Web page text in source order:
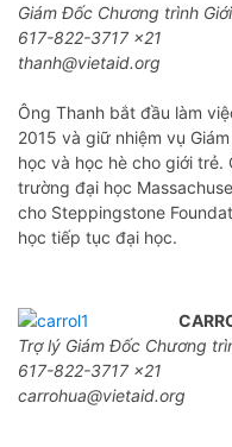
Giám Đốc Chương trình
617-822-3717 x21
thanh@vietaid.org
Ông Thanh bắt đầu làm
2015 và giữ nhiệm vụ
học và học hè cho giới
trường đại học
cho Steppingstone
học tiếp tục đại học.
Trợ lý Giám Đốc Chương
617-822-3717 x21
carrohua@vietaid.org